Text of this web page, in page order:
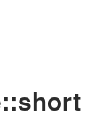
::short